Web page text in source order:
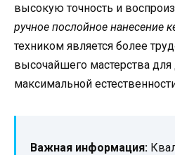
высокую точность и
ручное послойное нанесение
техником является более
высочайшего мастерства
максимальной
Важная информация: